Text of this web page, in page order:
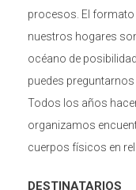
procesos. El
nuestros hogares
océano de
puedes
Todos los años
organizamos
cuerpos físicos en
DESTINATARIOS